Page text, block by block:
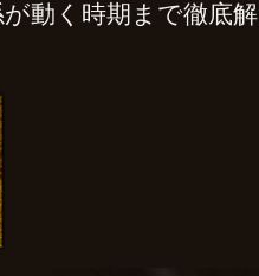
動く時期まで徹底解